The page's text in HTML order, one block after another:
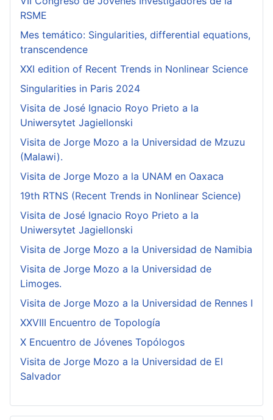
RSME
Mes temático: Singularities, differential equations,
transcendence
XXI edition of Recent Trends in Nonlinear Science
Singularities in Paris 2024
Visita de José Ignacio Royo Prieto a la
Uniwersytet Jagiellonski
Visita de Jorge Mozo a la Universidad de Mzuzu
(Malawi).
Visita de Jorge Mozo a la UNAM en Oaxaca
19th RTNS (Recent Trends in Nonlinear Science)
Visita de José Ignacio Royo Prieto a la
Uniwersytet Jagiellonski
Visita de Jorge Mozo a la Universidad de Namibia
Visita de Jorge Mozo a la Universidad de
Limoges.
Visita de Jorge Mozo a la Universidad de Rennes I
XXVIII Encuentro de Topología
X Encuentro de Jóvenes Topólogos
Visita de Jorge Mozo a la Universidad de El
Salvador